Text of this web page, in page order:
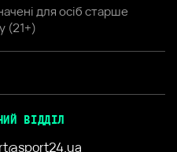
для осіб старше
(21+)
ВІДДІЛ